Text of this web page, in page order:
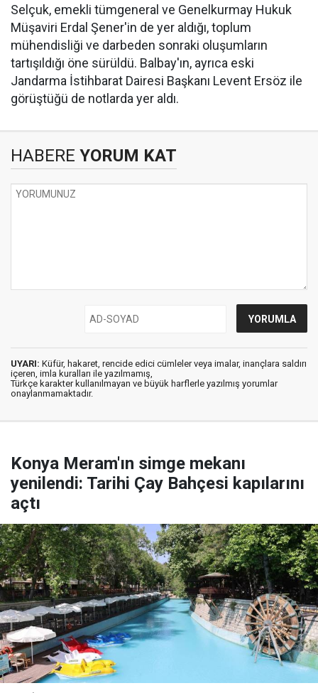
Selçuk, emekli tümgeneral ve Genelkurmay Hukuk
Müşaviri Erdal Şener'in de yer aldığı, toplum
mühendisliği ve darbeden sonraki oluşumların
tartışıldığı öne sürüldü. Balbay'ın, ayrıca eski
Jandarma İstihbarat Dairesi Başkanı Levent Ersöz ile
görüştüğü de notlarda yer aldı.
HABERE YORUM KAT
UYARI: Küfür, hakaret, rencide edici cümleler veya imalar, inançlara saldırı
içeren, imla kuralları ile yazılmamış,
Türkçe karakter kullanılmayan ve büyük harflerle yazılmış yorumlar
onaylanmamaktadır.
Konya Meram'ın simge mekanı
yenilendi: Tarihi Çay Bahçesi kapılarını
açtı